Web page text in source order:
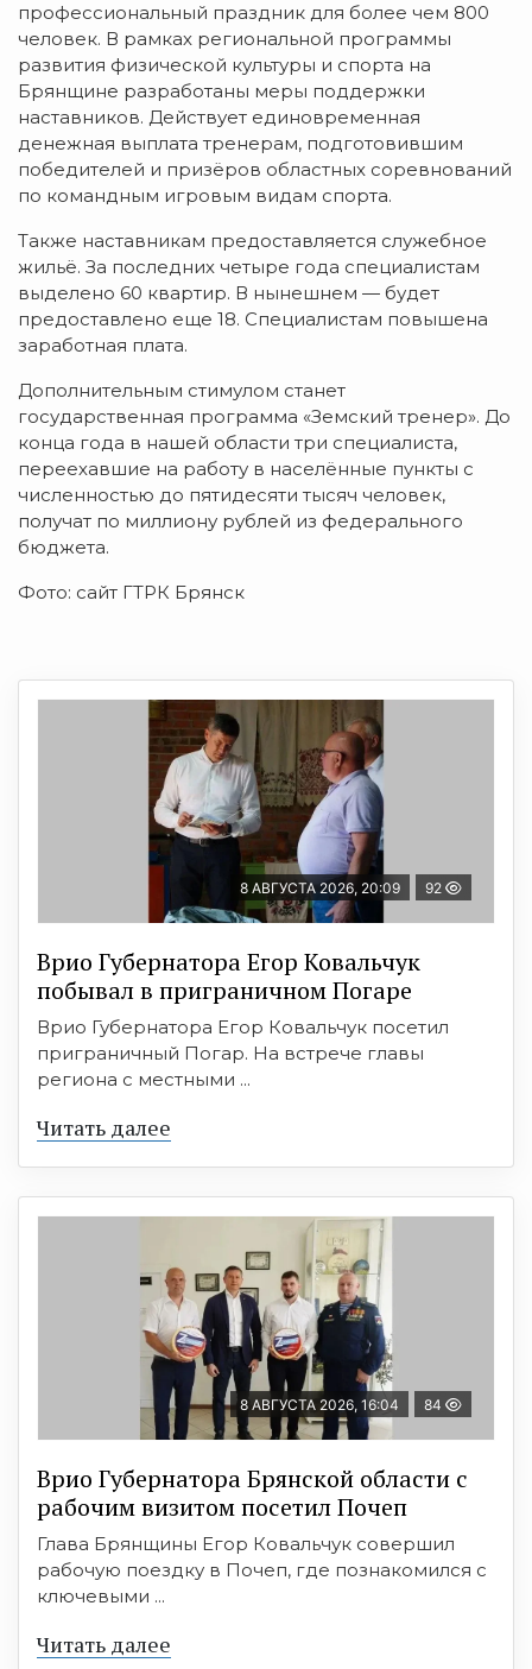
профессиональный праздник для более чем 800
человек. В рамках региональной программы
развития физической культуры и спорта на
Брянщине разработаны меры поддержки
наставников. Действует единовременная
денежная выплата тренерам, подготовившим
победителей и призёров областных соревнований
по командным игровым видам спорта.
Также наставникам предоставляется служебное
жильё. За последних четыре года специалистам
выделено 60 квартир. В нынешнем — будет
предоставлено еще 18. Специалистам повышена
заработная плата.
Дополнительным стимулом станет
государственная программа «Земский тренер». До
конца года в нашей области три специалиста,
переехавшие на работу в населённые пункты с
численностью до пятидесяти тысяч человек,
получат по миллиону рублей из федерального
бюджета.
Фото: сайт ГТРК Брянск
8 АВГУСТА 2026, 20:09 92
Врио Губернатора Егор Ковальчук
побывал в приграничном Погаре
Врио Губернатора Егор Ковальчук посетил
приграничный Погар. На встрече главы
региона с местными ...
Читать далее
8 АВГУСТА 2026, 16:04 84
Врио Губернатора Брянской области с
рабочим визитом посетил Почеп
Глава Брянщины Егор Ковальчук совершил
рабочую поездку в Почеп, где познакомился с
ключевыми ...
Читать далее